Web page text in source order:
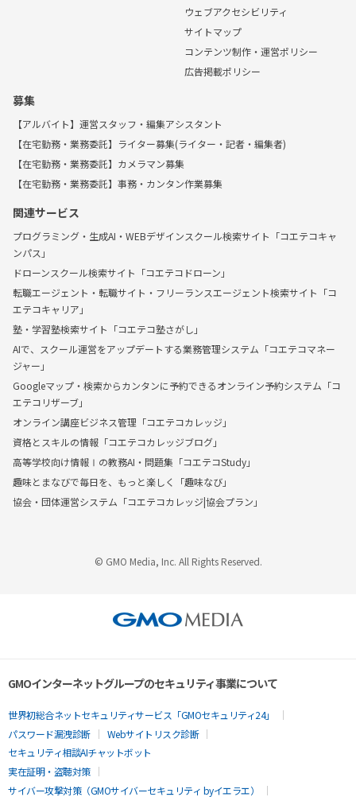
ウェブアクセシビリティ
サイトマップ
コンテンツ制作・運営ポリシー
広告掲載ポリシー
募集
【アルバイト】運営スタッフ・編集アシスタント
【在宅勤務・業務委託】ライター募集(ライター・記者・編集者)
【在宅勤務・業務委託】カメラマン募集
【在宅勤務・業務委託】事務・カンタン作業募集
関連サービス
プログラミング・生成AI・WEBデザインスクール検索サイト「コエテコキャ
ンパス」
ドローンスクール検索サイト「コエテコドローン」
転職エージェント・転職サイト・フリーランスエージェント検索サイト「コ
エテコキャリア」
塾・学習塾検索サイト「コエテコ塾さがし」
AIで、スクール運営をアップデートする業務管理システム「コエテコマネー
ジャー」
Googleマップ・検索からカンタンに予約できるオンライン予約システム「コ
エテコリザーブ」
オンライン講座ビジネス管理「コエテコカレッジ」
資格とスキルの情報「コエテコカレッジブログ」
高等学校向け情報Ⅰの教務AI・問題集「コエテコStudy」
趣味とまなびで毎日を、もっと楽しく「趣味なび」
協会・団体運営システム「コエテコカレッジ|協会プラン」
© GMO Media, Inc. All Rights Reserved.
GMOインターネットグループのセキュリティ事業について
世界初総合ネットセキュリティサービス「GMOセキュリティ24」
パスワード漏洩診断
Webサイトリスク診断
セキュリティ相談AIチャットボット
実在証明・盗聴対策
サイバー攻撃対策（GMOサイバーセキュリティ byイエラエ）